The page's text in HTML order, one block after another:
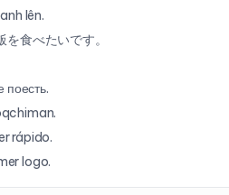
lên.
食べたいです。
поесть.
rápido.
logo.